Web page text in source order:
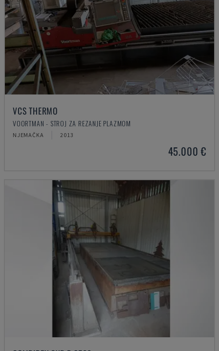
VCS THERMO
VOORTMAN - STROJ ZA REZANJE PLAZMOM
NJEMAČKA 2013
45.000 €